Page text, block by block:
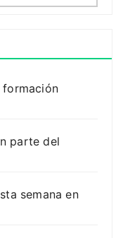
parte del
semana en